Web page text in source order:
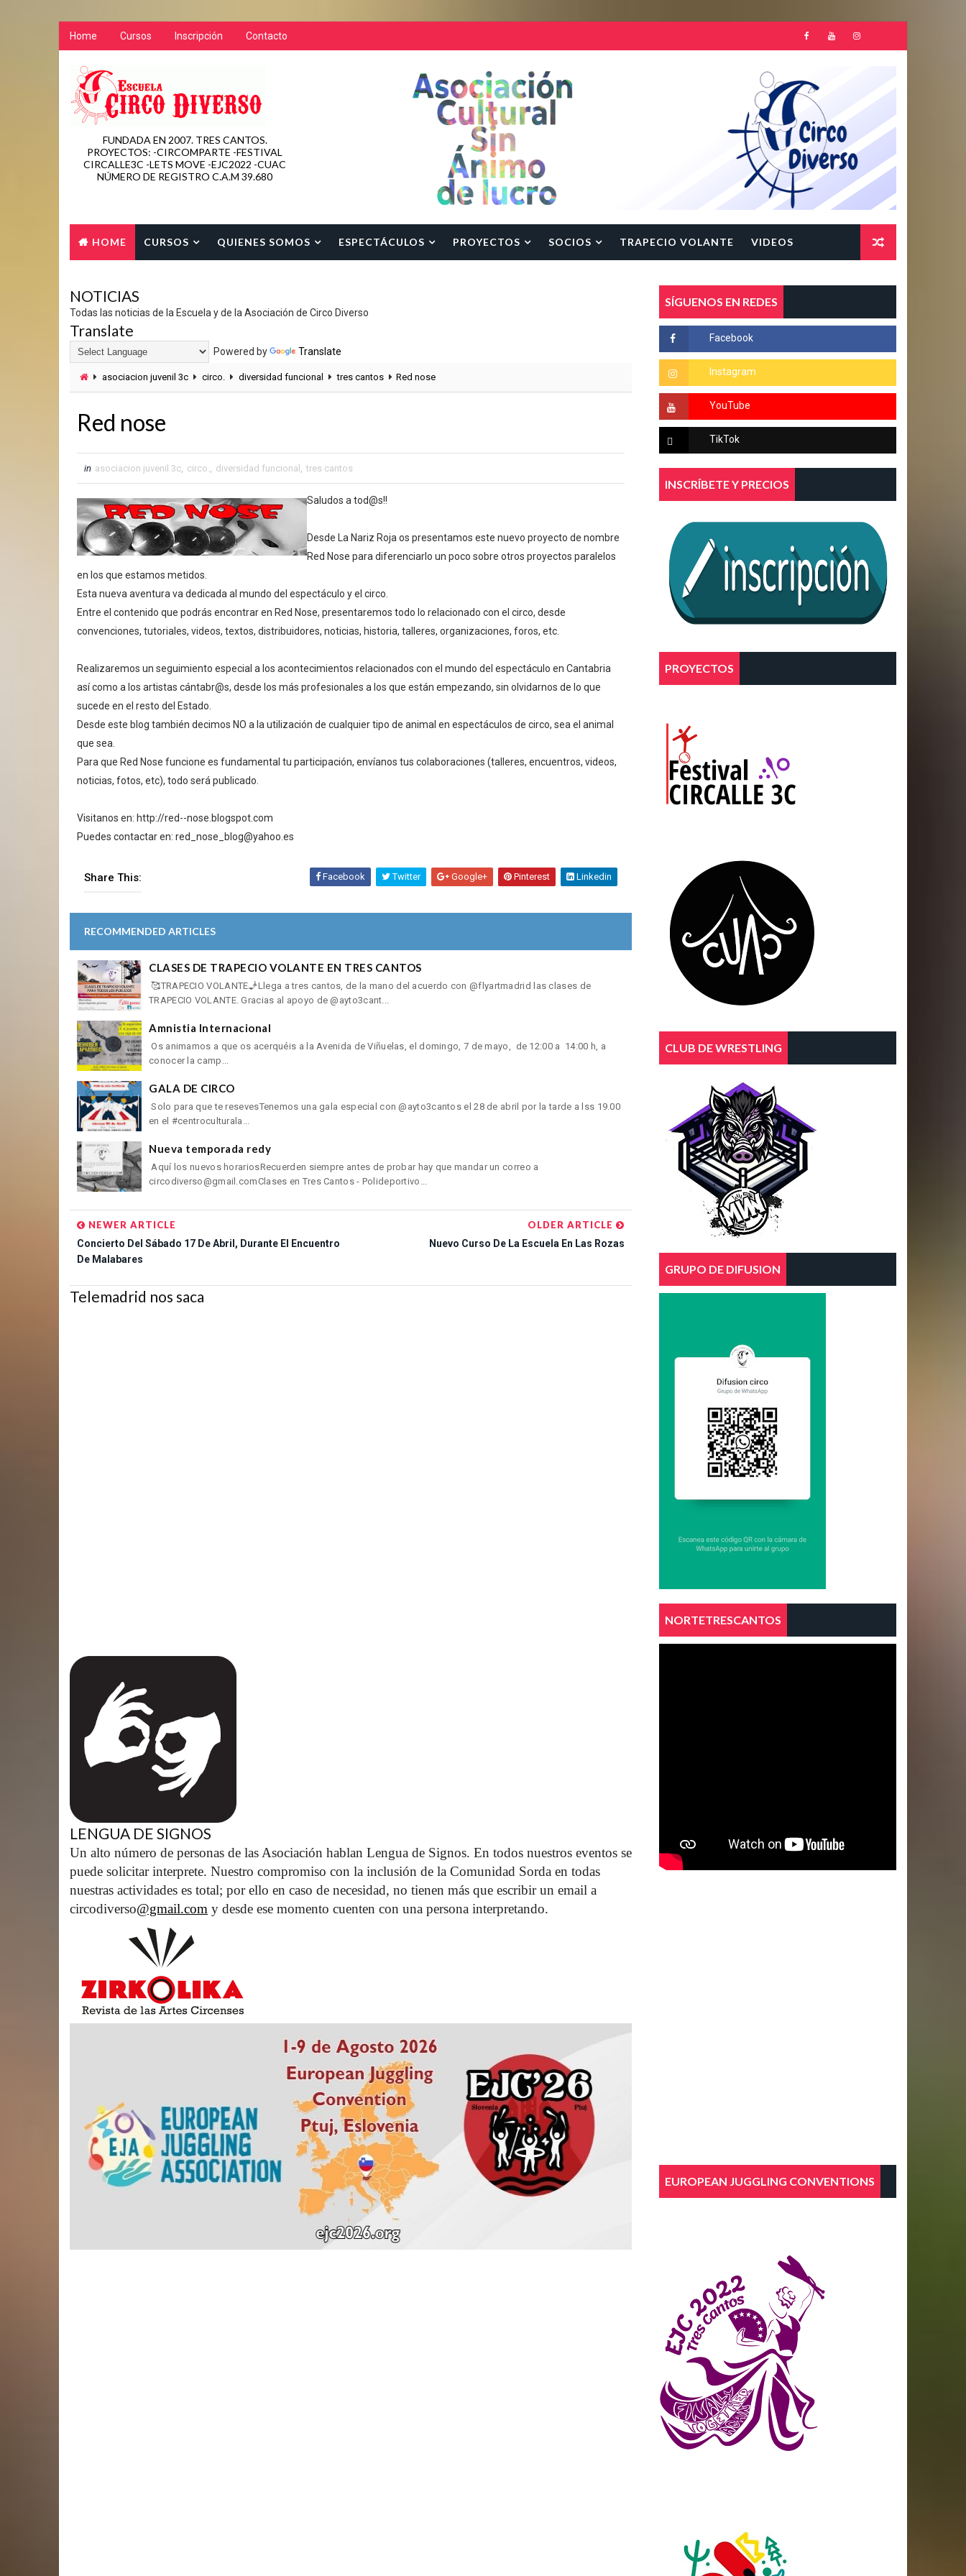
Home Cursos Inscripción Contacto
FUNDADA EN 2007. TRES CANTOS.
PROYECTOS: -CIRCOMPARTE -FESTIVAL
CIRCALLE3C -LETS MOVE -EJC2022 -CUAC
NÚMERO DE REGISTRO C.A.M 39.680
HOME CURSOS QUIENES SOMOS ESPECTÁCULOS PROYECTOS SOCIOS TRAPECIO VOLANTE VIDEOS
NOTICIAS
Todas las noticias de la Escuela y de la Asociación de Circo Diverso
Translate
Powered by Translate
asociacion juvenil 3c circo. diversidad funcional tres cantos Red nose
Red nose
in asociacion juvenil 3c, circo., diversidad funcional , tres cantos
Saludos a tod@s!!
Desde La Nariz Roja os presentamos este nuevo proyecto de nombre
Red Nose para diferenciarlo un poco sobre otros proyectos paralelos
en los que estamos metidos.
Esta nueva aventura va dedicada al mundo del espectáculo y el circo.
Entre el contenido que podrás encontrar en Red Nose, presentaremos todo lo relacionado con el circo, desde
convenciones, tutoriales, videos, textos, distribuidores, noticias, historia, talleres, organizaciones, foros, etc.
Realizaremos un seguimiento especial a los acontecimientos relacionados con el mundo del espectáculo en Cantabria
así como a los artistas cántabr@s, desde los más profesionales a los que están empezando, sin olvidarnos de lo que
sucede en el resto del Estado.
Desde este blog también decimos NO a la utilización de cualquier tipo de animal en espectáculos de circo, sea el animal
que sea.
Para que Red Nose funcione es fundamental tu participación, envíanos tus colaboraciones (talleres, encuentros, videos,
noticias, fotos, etc), todo será publicado.
Visitanos en: http://red--nose.blogspot.com
Puedes contactar en: red_nose_blog@yahoo.es
Share This: Facebook Twitter Google+ Pinterest Linkedin
RECOMMENDED ARTICLES
CLASES DE TRAPECIO VOLANTE EN TRES CANTOS
🥰TRAPECIO VOLANTE🧞Llega a tres cantos, de la mano del acuerdo con @flyartmadrid las clases de
TRAPECIO VOLANTE. Gracias al apoyo de @ayto3cant...
Amnistia Internacional
Os animamos a que os acerquéis a la Avenida de Viñuelas, el domingo, 7 de mayo, de 12:00 a 14:00 h, a
conocer la camp...
GALA DE CIRCO
Solo para que te resevesTenemos una gala especial con @ayto3cantos el 28 de abril por la tarde a lss 19.00
en el #centroculturala...
Nueva temporada redy
Aquí los nuevos horariosRecuerden siempre antes de probar hay que mandar un correo a
circodiverso@gmail.comClases en Tres Cantos - Polideportivo...
NEWER ARTICLE
Concierto Del Sábado 17 De Abril, Durante El Encuentro
De Malabares
OLDER ARTICLE
Nuevo Curso De La Escuela En Las Rozas
Telemadrid nos saca
LENGUA DE SIGNOS
Un alto número de personas de las Asociación hablan Lengua de Signos. En todos nuestros eventos se
puede solicitar interprete. Nuestro compromiso con la inclusión de la Comunidad Sorda en todas
nuestras actividades es total; por ello en caso de necesidad, no tienen más que escribir un email a
circodiverso@gmail.com y desde ese momento cuenten con una persona interpretando.
SÍGUENOS EN REDES
INSCRÍBETE Y PRECIOS
PROYECTOS
CLUB DE WRESTLING
GRUPO DE DIFUSION
NORTETRESCANTOS
EUROPEAN JUGGLING CONVENTIONS